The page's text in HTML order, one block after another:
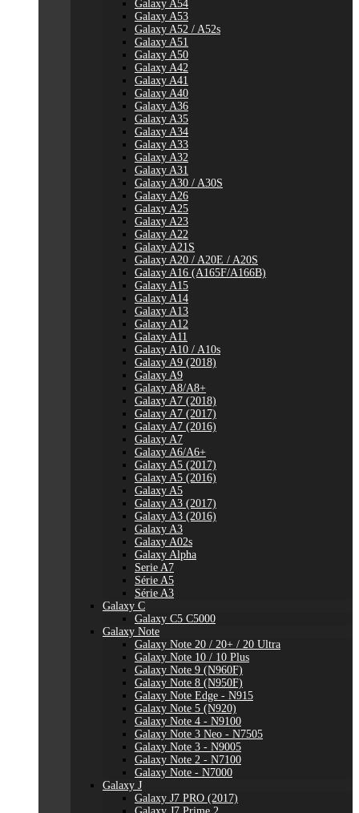
Galaxy A54
Galaxy A53
Galaxy A52 / A52s
Galaxy A51
Galaxy A50
Galaxy A42
Galaxy A41
Galaxy A40
Galaxy A36
Galaxy A35
Galaxy A34
Galaxy A33
Galaxy A32
Galaxy A31
Galaxy A30 / A30S
Galaxy A26
Galaxy A25
Galaxy A23
Galaxy A22
Galaxy A21S
Galaxy A20 / A20E / A20S
Galaxy A16 (A165F/A166B)
Galaxy A15
Galaxy A14
Galaxy A13
Galaxy A12
Galaxy A11
Galaxy A10 / A10s
Galaxy A9 (2018)
Galaxy A9
Galaxy A8/A8+
Galaxy A7 (2018)
Galaxy A7 (2017)
Galaxy A7 (2016)
Galaxy A7
Galaxy A6/A6+
Galaxy A5 (2017)
Galaxy A5 (2016)
Galaxy A5
Galaxy A3 (2017)
Galaxy A3 (2016)
Galaxy A3
Galaxy A02s
Galaxy Alpha
Serie A7
Série A5
Série A3
Galaxy C
Galaxy C5 C5000
Galaxy Note
Galaxy Note 20 / 20+ / 20 Ultra
Galaxy Note 10 / 10 Plus
Galaxy Note 9 (N960F)
Galaxy Note 8 (N950F)
Galaxy Note Edge - N915
Galaxy Note 5 (N920)
Galaxy Note 4 - N9100
Galaxy Note 3 Neo - N7505
Galaxy Note 3 - N9005
Galaxy Note 2 - N7100
Galaxy Note - N7000
Galaxy J
Galaxy J7 PRO (2017)